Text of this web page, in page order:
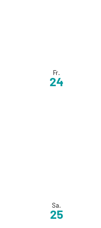
Fr.
24
Sa.
25